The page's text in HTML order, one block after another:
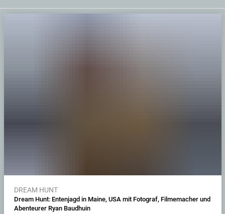
DREAM HUNT
Dream Hunt: Entenjagd in Maine, USA mit Fotograf, Filmemacher und
Abenteurer Ryan Baudhuin